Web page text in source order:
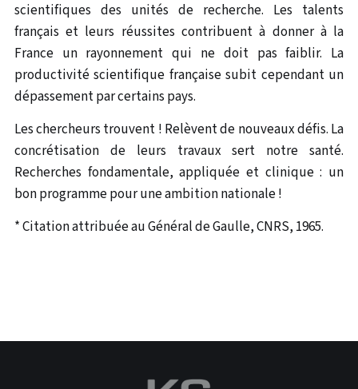
scientifiques des unités de recherche. Les talents
français et leurs réussites contribuent à donner à la
France un rayonnement qui ne doit pas faiblir. La
productivité scientifique française subit cependant un
dépassement par certains pays.
Les chercheurs trouvent ! Relèvent de nouveaux défis. La
concrétisation de leurs travaux sert notre santé.
Recherches fondamentale, appliquée et clinique : un
bon programme pour une ambition nationale !
* Citation attribuée au Général de Gaulle, CNRS, 1965.